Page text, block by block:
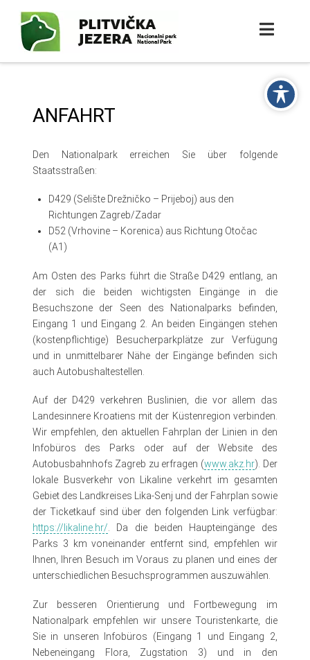
ANFAHRT
Den Nationalpark erreichen Sie über folgende
Staatsstraßen:
D429 (Selište Drežničko – Prijeboj) aus den
Richtungen Zagreb/Zadar
D52 (Vrhovine – Korenica) aus Richtung Otočac
(A1)
Am Osten des Parks führt die Straße D429 entlang, an
der sich die beiden wichtigsten Eingänge in die
Besuchszone der Seen des Nationalparks befinden,
Eingang 1 und Eingang 2. An beiden Eingängen stehen
(kostenpflichtige) Besucherparkplätze zur Verfügung
und in unmittelbarer Nähe der Eingänge befinden sich
auch Autobushaltestellen.
Auf der D429 verkehren Buslinien, die vor allem das
Landesinnere Kroatiens mit der Küstenregion verbinden.
Wir empfehlen, den aktuellen Fahrplan der Linien in den
Infobüros des Parks oder auf der Website des
Autobusbahnhofs Zagreb zu erfragen (www.akz.hr). Der
lokale Busverkehr von Likaline verkehrt im gesamten
Gebiet des Landkreises Lika-Senj und der Fahrplan sowie
der Ticketkauf sind über den folgenden Link verfügbar:
https://likaline.hr/ . Da die beiden Haupteingänge des
Parks 3 km voneinander entfernt sind, empfehlen wir
Ihnen, Ihren Besuch im Voraus zu planen und eines der
unterschiedlichen Besuchsprogrammen auszuwählen.
Zur besseren Orientierung und Fortbewegung im
Nationalpark empfehlen wir unsere Touristenkarte, die
Sie in unseren Infobüros (Eingang 1 und Eingang 2,
Nebeneingang Flora, Zugstation 3) und in den